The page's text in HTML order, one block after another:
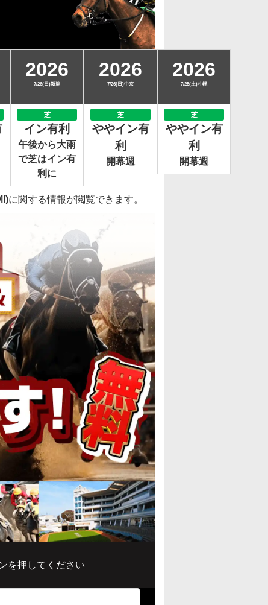
2026
7/26(日)新潟
芝
イン有利
午後から大雨
で芝はイン有
利に
2026
7/26(日)中京
芝
ややイン有
利
開幕週
2026
7/25(土)札幌
芝
ややイン有
利
開幕週
に関する情報が閲覧できます。
を押してください